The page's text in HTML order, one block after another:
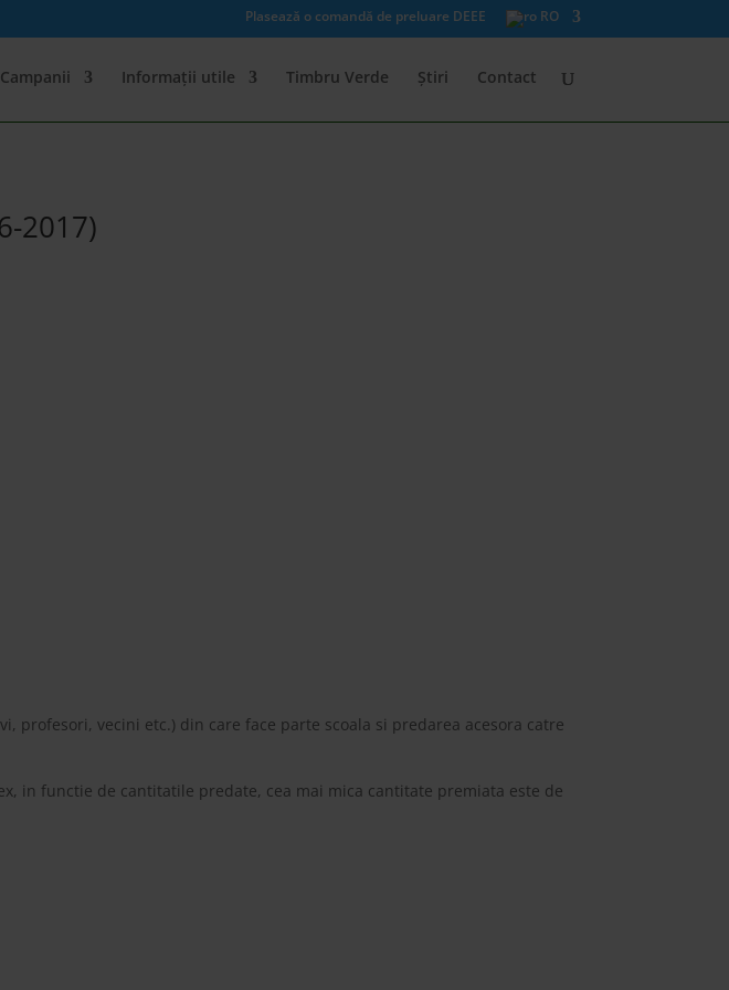
Plasează o comandă de preluare DEEE RO
Informații utile Timbru Verde Știri Contact
2017)
profesori, vecini etc.) din care face parte scoala si predarea acesora catre
in functie de cantitatile predate, cea mai mica cantitate premiata este de